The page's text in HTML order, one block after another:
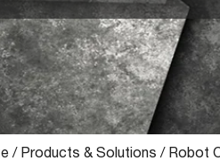
/ Products & Solutions / Robot